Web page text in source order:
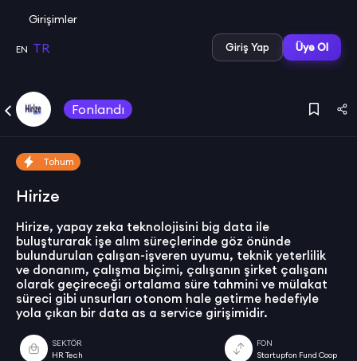
Girişimler
EN TR Giriş Yap Üye Ol
Fonlandı
Tohum
Hirize
Hirize, yapay zeka teknolojisini big data ile
buluşturarak işe alım süreçlerinde göz önünde
bulundurulan çalışan-işveren uyumu, teknik yeterlilik
ve donanım, çalışma biçimi, çalışanın şirket çalışanı
olarak geçireceği ortalama süre tahmini ve mülakat
süreci gibi unsurları otonom hale getirme hedefiyle
yola çıkan bir data as a service girişimidir.
SEKTÖR
HR Tech
FON
Startupfon Fund Coop